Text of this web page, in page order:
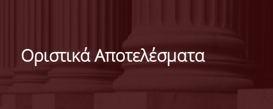
ΑΠΟΣΤΟΛΗ ΤΟΥ ΤΜΗΜΑΤΟΣ
ΔΙΟΙΚΗΣΗ ΤΟΥ ΤΜΗΜΑΤΟΣ
Οριστικά Αποτελέσματα